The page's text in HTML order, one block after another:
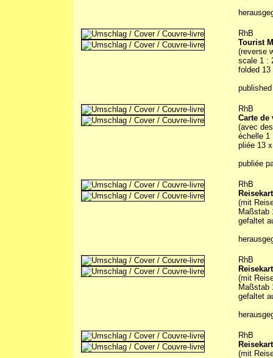
RhB
Tourist
(reverse
scale 1 :
folded
RhB
Carte de
(avec
échelle 1
pliée 13
publiée
RhB
(mit
Maßstab
gefaltet
RhB
(mit
Maßstab
gefaltet
RhB
(mit